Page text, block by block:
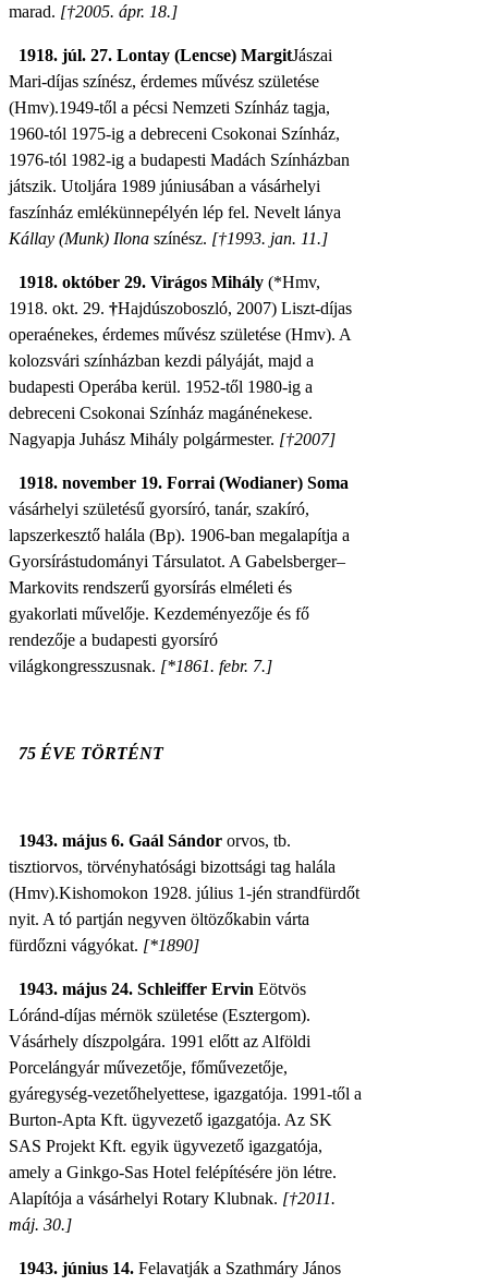
marad. [†2005. ápr. 18.]
1918. júl. 27. Lontay (Lencse) MargitJászai
Mari-díjas színész, érdemes művész születése
(Hmv).1949-től a pécsi Nemzeti Színház tagja,
1960-tól 1975-ig a debreceni Csokonai Színház,
1976-tól 1982-ig a budapesti Madách Színházban
játszik. Utoljára 1989 júniusában a vásárhelyi
faszínház emlékünnepélyén lép fel. Nevelt lánya
Kállay (Munk) Ilona színész. [†1993. jan. 11.]
1918. október 29. Virágos Mihály (*Hmv,
1918. okt. 29. †Hajdúszoboszló, 2007) Liszt-díjas
operaénekes, érdemes művész születése (Hmv). A
kolozsvári színházban kezdi pályáját, majd a
budapesti Operába kerül. 1952-től 1980-ig a
debreceni Csokonai Színház magánénekese.
Nagyapja Juhász Mihály polgármester. [†2007]
1918. november 19. Forrai (Wodianer) Soma
vásárhelyi születésű gyorsíró, tanár, szakíró,
lapszerkesztő halála (Bp). 1906-ban megalapítja a
Gyorsírástudományi Társulatot. A Gabelsberger–
Markovits rendszerű gyorsírás elméleti és
gyakorlati művelője. Kezdeményezője és fő
rendezője a budapesti gyorsíró
világkongresszusnak. [*1861. febr. 7.]
75 ÉVE TÖRTÉNT
1943. május 6. Gaál Sándor orvos, tb.
tisztiorvos, törvényhatósági bizottsági tag halála
(Hmv).Kishomokon 1928. július 1-jén strandfürdőt
nyit. A tó partján negyven öltözőkabin várta
fürdőzni vágyókat. [*1890]
1943. május 24. Schleiffer Ervin Eötvös
Lóránd-díjas mérnök születése (Esztergom).
Vásárhely díszpolgára. 1991 előtt az Alföldi
Porcelángyár művezetője, főművezetője,
gyáregység-vezetőhelyettese, igazgatója. 1991-től a
Burton-Apta Kft. ügyvezető igazgatója. Az SK
SAS Projekt Kft. egyik ügyvezető igazgatója,
amely a Ginkgo-Sas Hotel felépítésére jön létre.
Alapítója a vásárhelyi Rotary Klubnak. [†2011.
máj. 30.]
1943. június 14.Felavatják a Szathmáry János